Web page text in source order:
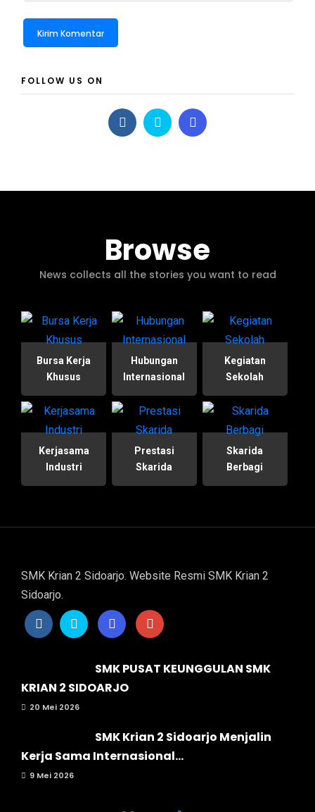
FOLLOW US ON
Browse
News collects all the stories you want to read
Bursa Kerja
Khusus
Hubungan
Internasional
Kegiatan
Sekolah
Kerjasama
Industri
Prestasi
Skarida
Skarida
Berbagi
SMK Krian 2 Sidoarjo. Website Resmi SMK Krian 2
Sidoarjo.
SMK PUSAT KEUNGGULAN SMK
KRIAN 2 SIDOARJO
20 Mei 2026
SMK Krian 2 Sidoarjo Menjalin
Kerja Sama Internasional...
9 Mei 2026